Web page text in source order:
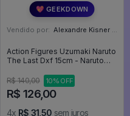
💖 GEEKDOWN
Vendido por: Alexandre Kisner - PR
Action Figures Uzumaki Naruto
The Last Dxf 15cm - Naruto
R$ 140,00
10% OFF
R$ 126,00
4x R$ 31,50 sem juros